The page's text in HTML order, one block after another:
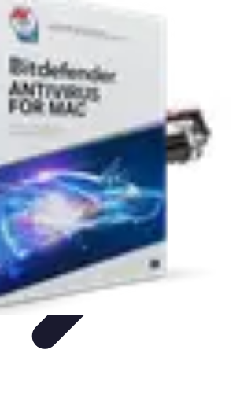
et TutorielsSécurité des objets
Objets connectés